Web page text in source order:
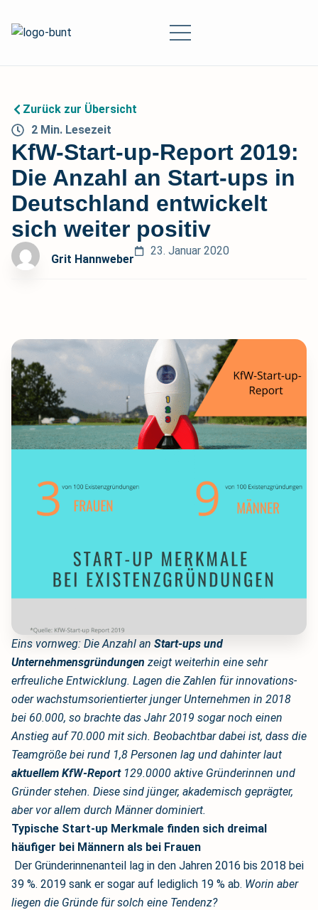
Zurück zur Übersicht
2 Min.Lesezeit
KfW-Start-up-Report 2019:
Die Anzahl an Start-ups in
Deutschland entwickelt
sich weiter positiv
Grit Hannweber
23. Januar 2020
Eins vornweg: Die Anzahl an Start-ups und
Unternehmensgründungen zeigt weiterhin eine sehr
erfreuliche Entwicklung. Lagen die Zahlen für innovations-
oder wachstumsorientierter junger Unternehmen in 2018
bei 60.000, so brachte das Jahr 2019 sogar noch einen
Anstieg auf 70.000 mit sich. Beobachtbar dabei ist, dass die
Teamgröße bei rund 1,8 Personen lag und dahinter laut
aktuellem KfW-Report129.0000 aktive Gründerinnen und
Gründer stehen. Diese sind jünger, akademisch geprägter,
aber vor allem durch Männer dominiert.
Typische Start-up Merkmale finden sich dreimal
häufiger bei Männern als bei Frauen
Der Gründerinnenanteil lag in den Jahren 2016 bis 2018 bei
39 %. 2019 sank er sogar auf lediglich 19 % ab. Worin aber
liegen die Gründe für solch eine Tendenz?